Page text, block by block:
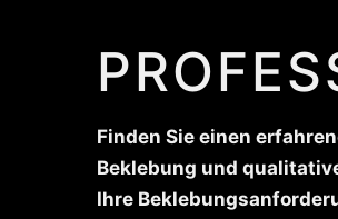
Finden Sie einen
Beklebung und
Ihre